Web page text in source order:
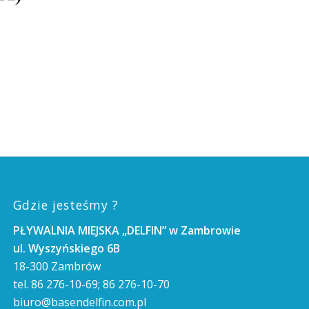
Gdzie jesteśmy ?
PŁYWALNIA MIEJSKA „DELFIN” w Zambrowie
ul. Wyszyńskiego 6B
18-300 Zambrów
tel. 86 276-10-69; 86 276-10-70
biuro@basendelfin.com.pl